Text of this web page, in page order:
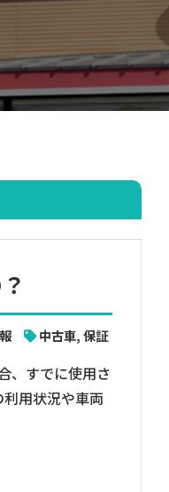
中古車,保証
、すでに使用さ
用状況や車両